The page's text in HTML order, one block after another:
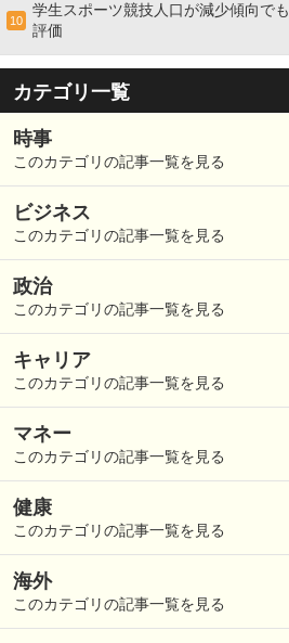
10
学生スポーツ競技人口が減少傾向で
評価
カテゴリ一覧
時事
このカテゴリの記事一覧を見る
ビジネス
このカテゴリの記事一覧を見る
政治
このカテゴリの記事一覧を見る
キャリア
このカテゴリの記事一覧を見る
マネー
このカテゴリの記事一覧を見る
健康
このカテゴリの記事一覧を見る
海外
このカテゴリの記事一覧を見る